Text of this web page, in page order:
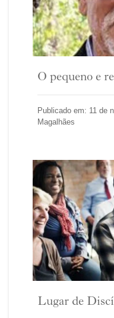
O pequeno e
Publicado em: 11 de
Magalhães
Lugar de